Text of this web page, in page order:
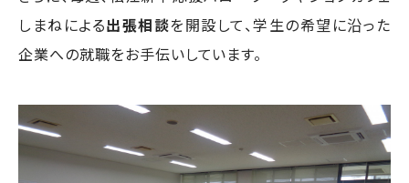
しまねによる出張相談を開設して、学生の希望に沿った
企業への就職をお手伝いしています。